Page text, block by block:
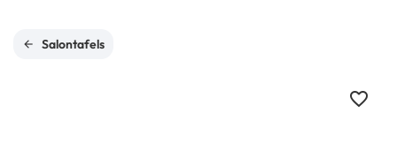
Salontafels
favorite_border